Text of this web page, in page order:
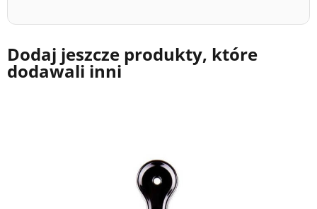
Dodaj jeszcze produkty, które
dodawali inni